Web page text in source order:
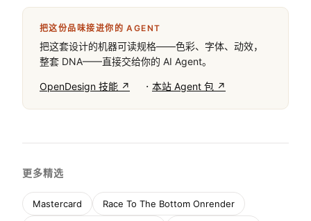
把这份品味接进你的 AGENT
把这套设计的机器可读规格——色彩、字体、动效，
整套 DNA——直接交给你的 AI Agent。
OpenDesign 技能 ↗ · 本站 Agent 包 ↗
更多精选
Mastercard Race To The Bottom Onrender